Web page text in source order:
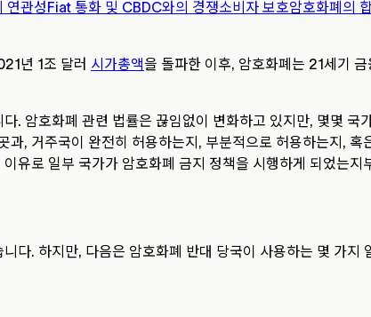
연관성Fiat 통화 및 CBDC와의 경쟁소비자 보호암호화폐의
년 1조 달러 시가총액을 돌파한 이후, 암호화폐는 21세기
. 암호화폐 관련 법률은 끊임없이 변화하고 있지만, 몇몇 국
, 거주국이 완전히 허용하는지, 부분적으로 허용하는지,
유로 일부 국가가 암호화폐 금지 정책을 시행하게 되었는지
다. 하지만, 다음은 암호화폐 반대 당국이 사용하는 몇 가지